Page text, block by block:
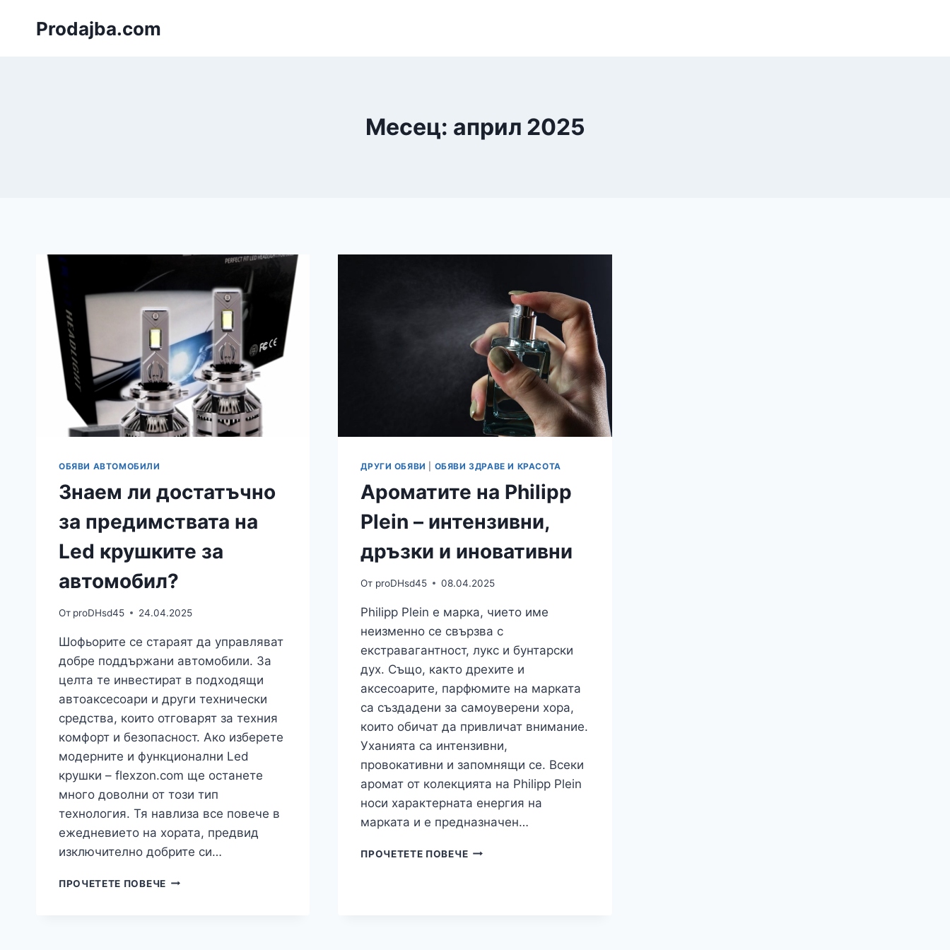
съдържанието
Prodajba.com
Месец: април 2025
ОБЯВИ АВТОМОБИЛИ
Знаем ли достатъчно
за предимствата на
Led крушките за
автомобил?
От proDHsd45 24.04.2025
Шофьорите се стараят да управляват
добре поддържани автомобили. За
целта те инвестират в подходящи
автоаксесоари и други технически
средства, които отговарят за техния
комфорт и безопасност. Ако изберете
модерните и функционални Led
крушки – flexzon.com ще останете
много доволни от този тип
технология. Тя навлиза все повече в
ежедневието на хората, предвид
изключително добрите си…
ПРОЧЕТЕТЕ ПОВЕЧЕЗНАЕМ
ДРУГИ ОБЯВИ ОБЯВИ ЗДРАВЕ И КРАСОТА
Ароматите на Philipp
Plein – интензивни,
дръзки и иновативни
От proDHsd45 08.04.2025
Philipp Plein е марка, чието име
неизменно се свързва с
екстравагантност, лукс и бунтарски
дух. Също, както дрехите и
аксесоарите, парфюмите на марката
са създадени за самоуверени хора,
които обичат да привличат внимание.
Уханията са интензивни,
провокативни и запомнящи се. Всеки
аромат от колекцията на Philipp Plein
носи характерната енергия на
марката и е предназначен…
ПРОЧЕТЕТЕ ПОВЕЧЕАРОМАТИТЕ